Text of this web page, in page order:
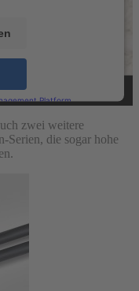
Platform
zwei weitere
die sogar hohe